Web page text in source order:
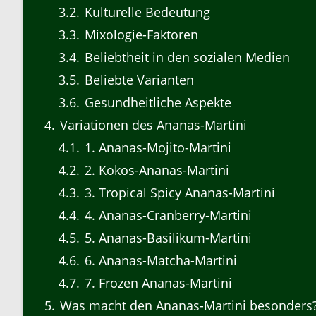
3.2 Kulturelle Bedeutung
3.3 Mixologie-Faktoren
3.4 Beliebtheit in den sozialen Medien
3.5 Beliebte Varianten
3.6 Gesundheitliche Aspekte
4 Variationen des Ananas-Martini
4.1
1. Ananas-Mojito-Martini
4.2 2. Kokos-Ananas-Martini
4.3 3. Tropical Spicy Ananas-Martini
4.4 4. Ananas-Cranberry-Martini
4.5 5. Ananas-Basilikum-Martini
4.6 6. Ananas-Matcha-Martini
4.7 7. Frozen Ananas-Martini
5 Was macht den Ananas-Martini